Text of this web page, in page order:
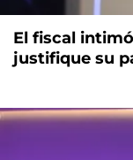
El fiscal
justifique su